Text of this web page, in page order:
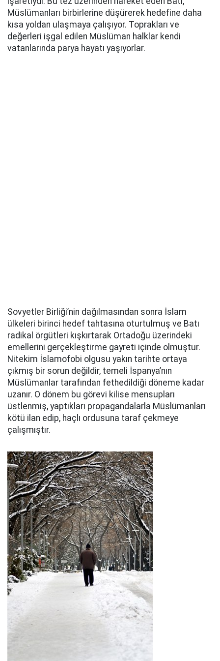
Müslümanları birbirlerine düşürerek hedefine daha
kısa yoldan ulaşmaya çalışıyor. Toprakları ve
değerleri işgal edilen Müslüman halklar kendi
vatanlarında parya hayatı yaşıyorlar.
Sovyetler Birliği’nin dağılmasından sonra İslam
ülkeleri birinci hedef tahtasına oturtulmuş ve Batı
radikal örgütleri kışkırtarak Ortadoğu üzerindeki
emellerini gerçekleştirme gayreti içinde olmuştur.
Nitekim İslamofobi olgusu yakın tarihte ortaya
çıkmış bir sorun değildir, temeli İspanya’nın
Müslümanlar tarafından fethedildiği döneme kadar
uzanır. O dönem bu görevi kilise mensupları
üstlenmiş, yaptıkları propagandalarla Müslümanları
kötü ilan edip, haçlı ordusuna taraf çekmeye
çalışmıştır.